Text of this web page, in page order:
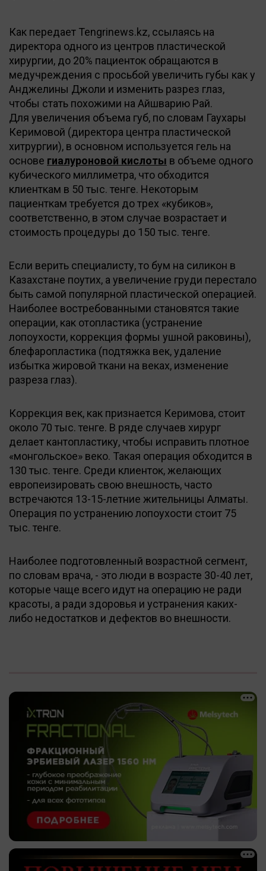
Как передает Tengrinews.kz, ссылаясь на
директора одного из центров пластической
хирургии, до 20% пациенток обращаются в
медучреждения с просьбой увеличить губы как у
Анджелины Джоли и изменить разрез глаз,
чтобы стать похожими на Айшварию Рай.
Для увеличения объема губ, по словам Гаухары
Керимовой (директора центра пластической
хитрургии), в основном используется гель на
основе гиалуроновой кислоты в объеме одного
кубического миллиметра, что обходится
клиенткам в 50 тыс. тенге. Некоторым
пациенткам требуется до трех «кубиков»,
соответственно, в этом случае возрастает и
стоимость процедуры до 150 тыс. тенге.
Если верить специалисту, то бум на силикон в
Казахстане поутих, а увеличение груди перестало
быть самой популярной пластической операцией.
Наиболее востребованными становятся такие
операции, как отопластика (устранение
лопоухости, коррекция формы ушной раковины),
блефаропластика (подтяжка век, удаление
избытка жировой ткани на веках, изменение
разреза глаз).
Коррекция век, как признается Керимова, стоит
около 70 тыс. тенге. В ряде случаев хирург
делает кантопластику, чтобы исправить плотное
«монгольское» веко. Такая операция обходится в
130 тыс. тенге. Среди клиенток, желающих
европеизировать свою внешность, часто
встречаются 13-15-летние жительницы Алматы.
Операция по устранению лопоухости стоит 75
тыс. тенге.
Наиболее подготовленный возрастной сегмент,
по словам врача, - это люди в возрасте 30-40 лет,
которые чаще всего идут на операцию не ради
красоты, а ради здоровья и устранения каких-
либо недостатков и дефектов во внешности.